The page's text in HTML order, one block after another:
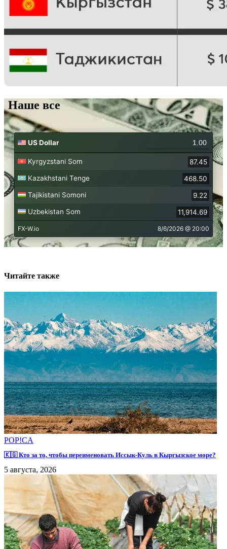
Наше все
Читайте также
POP!CA
🇰🇬 Кто за то, чтобы переименовать Иссык-Куль в Кыргызское море?
5 августа, 2026